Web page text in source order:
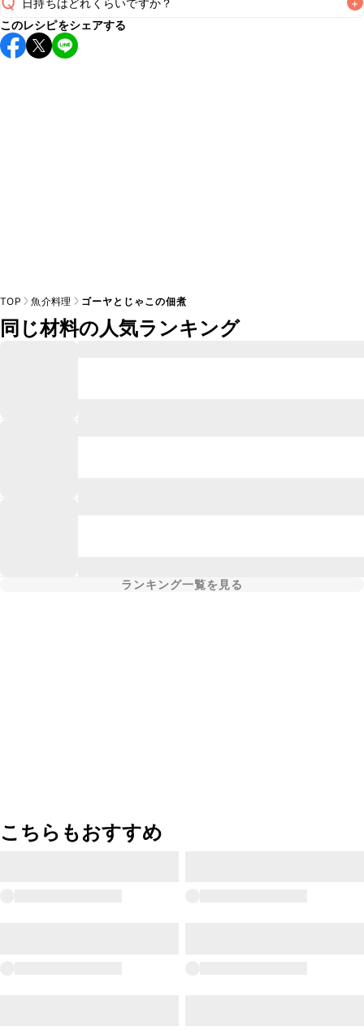
保存期間は冷蔵で2~3日が目安です。なるべくお早めにお召
し上がりください。
このレシピをシェアする
TOP 魚介料理 ゴーヤとじゃこの佃煮
同じ材料の人気ランキング
ランキング一覧を見る
こちらもおすすめ